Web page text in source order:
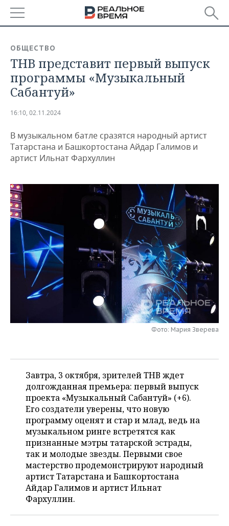
БАШКОРТОСТАН
ТАТАРСТАН
НОВОСТИ
АНАЛИТИКА
ДЕКЛАРАЦИИ О ДОХОДАХ
КОРОЛИ ГОСЗАКАЗА ПФО
КОМУ ПРИНАДЛЕЖАТ
ТОРГОВЫЕ ЦЕНТРЫ
ТАТАРСТАНА
НОВОСТИ ЭКОНОМИКИ
ФИНАНСЫ
БЮДЖЕТ
ИНВЕСТИЦИИ
ПРОМЫШЛЕННОСТЬ
НОВОСТИ
ПРОМЫШЛЕННОСТИ
АГРОПРОМ
МАШИНОСТРОЕНИЕ
НЕФТЕХИМИЯ
НЕФТЬ
ОПК
ЭНЕРГЕТИКА
НЕДВИЖИМОСТЬ
НОВОСТИ АВТО
БИЗНЕС
НОВОСТИ БИЗНЕСА
РОЗНИЧНАЯ ТОРГОВЛЯ
ТРАНСПОРТ
УСЛУГИ
ТЕХНОЛОГИИ
НОВОСТИ ТЕХНОЛОГИЙ
IT
МЕДИА
ТЕЛЕКОММУНИКАЦИИ
МЕРОПРИЯТИЯ
НОВОСТИ МЕРОПРИЯТИЙ
ВЫЕЗДНАЯ РЕДАКЦИЯ
БИЗНЕС-БРАНЧИ
СПОРТ
НОВОСТИ СПОРТА
ФУТБОЛ
ВОЛЕЙБОЛ
КИБЕРСПОРТ
ФИГУРНОЕ КАТАНИЕ
ВОДНЫЕ ВИДЫ СПОРТА
ХОККЕЙ С МЯЧОМ
ОБЩЕСТВО
НОВОСТИ ОБЩЕСТВА
ИСТОРИЯ
КУЛЬТУРА
МЕДИЦИНА
ОБРАЗОВАНИЕ
ПРОИСШЕСТВИЯ
ФОТОГАЛЕРЕЯ
СПИСОК ПЕРСОН
СПИСОК КОМПАНИЙ
ПОЛНАЯ ВЕРСИЯ
ОБЩЕСТВО
ТНВ представит первый выпуск
программы «Музыкальный
Сабантуй»
16:10, 02.11.2024
В музыкальном батле сразятся народный артист
Татарстана и Башкортостана Айдар Галимов и
артист Ильнат Фархуллин
Фото: Мария Зверева
Завтра, 3 октября, зрителей ТНВ ждет
долгожданная премьера: первый выпуск
проекта «Музыкальный Сабантуй» (+6).
Его создатели уверены, что новую
программу оценят и стар и млад, ведь на
музыкальном ринге встретятся как
признанные мэтры татарской эстрады,
так и молодые звезды. Первыми свое
мастерство продемонстрируют народный
артист Татарстана и Башкортостана
Айдар Галимов и артист Ильнат
Фархуллин.